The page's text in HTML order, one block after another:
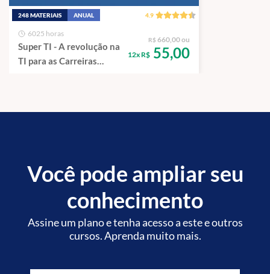
248 MATERIAIS ANUAL 4.9
6025 horas
Super TI - A revolução na
TI para as Carreiras
R$ 660,00 ou
12x R$ 55,00
Você pode ampliar seu
conhecimento
Assine um plano e tenha acesso a este e outros
cursos. Aprenda muito mais.